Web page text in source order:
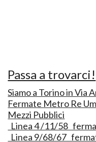
Passa a trovarci!
Siamo a Torino in Via
Fermate Metro Re
Mezzi Pubblici
Linea 4 /11/58
Linea 9/68/67